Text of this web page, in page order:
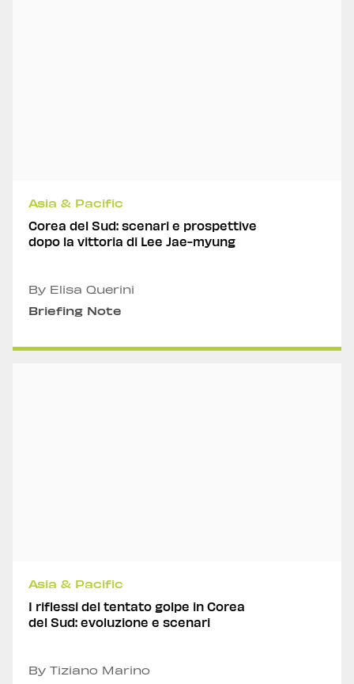
Asia & Pacific
Corea del Sud: scenari e prospettive
dopo la vittoria di Lee Jae-myung
By Elisa Querini
Briefing Note
Asia & Pacific
I riflessi del tentato golpe in Corea
del Sud: evoluzione e scenari
By Tiziano Marino